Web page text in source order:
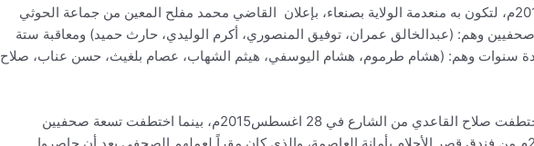
محافظة مأرب في العام 2018م، لتكون به منعدمة الولاية بصنعاء، بإعلان القاضي محمد مفلح المعين من جماعة الحوثي
صحفيين وهم: (عبدالخالق عمران، توفيق المنصوري، أكرم الوليدي، حارث حميد) ومعاقبة ستة
سنوات وهم: (هشام طرموم، هشام اليوسفي، هيثم الشهاب، عصام بلغيث، حسن عناب، صلاح
وكانت جماعة الحوثي قد اختطفت صلاح القاعدي من الشارع في 28 اغسطس2015م، بينما اختطفت تسعة صحفيين